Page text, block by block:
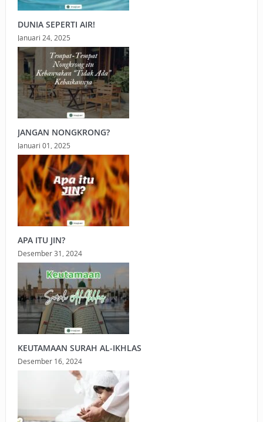
DUNIA SEPERTI AIR!
Januari 24, 2025
JANGAN NONGKRONG?
Januari 01, 2025
APA ITU JIN?
Desember 31, 2024
KEUTAMAAN SURAH AL-IKHLAS
Desember 16, 2024